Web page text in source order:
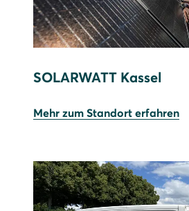
SOLARWATT Kassel
Mehr zum Standort erfahren